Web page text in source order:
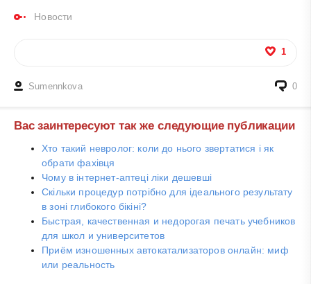
Новости
1
Sumennkova 0
Вас заинтересуют так же следующие публикации
Хто такий невролог: коли до нього звертатися і як
обрати фахівця
Чому в інтернет-аптеці ліки дешевші
Скільки процедур потрібно для ідеального результату
в зоні глибокого бікіні?
Быстрая, качественная и недорогая печать учебников
для школ и университетов
Приём изношенных автокатализаторов онлайн: миф
или реальность